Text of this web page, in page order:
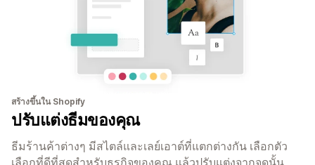
สร้างขึ้นใน Shopify
ปรับแต่งธีมของคุณ
ธีมร้านค้าต่างๆ มีสไตล์และเลย์เอาต์ที่แตกต่างกัน เลือกตัว